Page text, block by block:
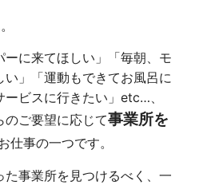
ーに来てほしい」「毎朝、モ
」「運動もできてお風呂に
ビスに行きたい」etc…、
ご要望に応じて事業所を
仕事の一つです。
事業所を見つけるべく、一